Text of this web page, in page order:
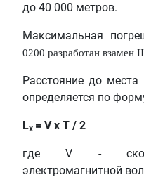
до 40 000 метров.
Максимальная
0200 разработан взамен
Расстояние до
определяется по
Lx = V x T / 2
гдеV -
электромагнитной